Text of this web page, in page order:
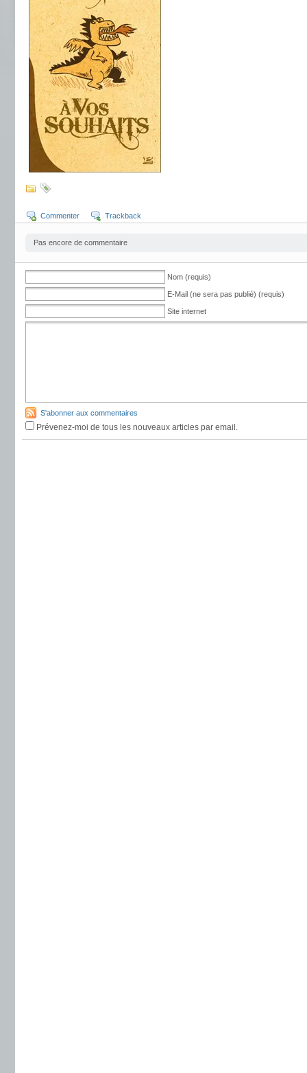
Commenter Trackback
Pas encore de commentaire
Nom (requis)
E-Mail (ne sera pas publié) (requis)
Site internet
S'abonner aux commentaires
Prévenez-moi de tous les nouveaux articles par email.